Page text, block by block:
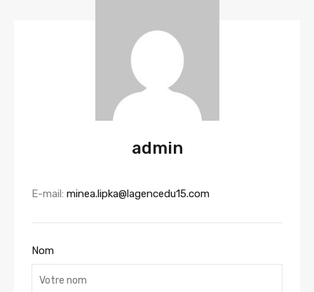
admin
E-mail: minea.lipka@lagencedu15.com
Nom